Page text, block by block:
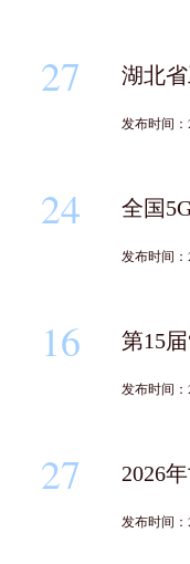
27 湖北
发布时间
24
发布时间
16 第15
发布时间
27 2026
发布时间